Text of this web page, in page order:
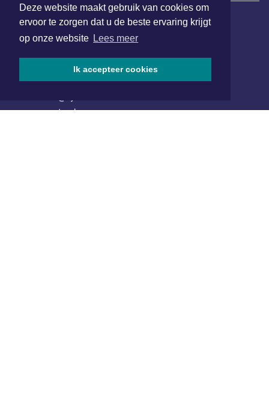
Deze website maakt gebruik van cookies om
ervoor te zorgen dat u de beste ervaring krijgt
op onze website Lees meer
Ik accepteer cookies
Hoofdvestiging:
van Benthuizenlaan 1
1701 BZ Heerhugowaard
072 8200 600
www.xyto.nl